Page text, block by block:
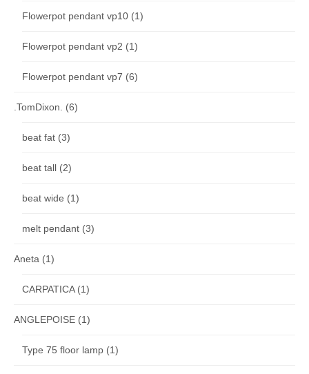
Flowerpot pendant vp10 (1)
Flowerpot pendant vp2 (1)
Flowerpot pendant vp7 (6)
.TomDixon. (6)
beat fat (3)
beat tall (2)
beat wide (1)
melt pendant (3)
Aneta (1)
CARPATICA(1)
ANGLEPOISE (1)
Type 75 floor lamp (1)